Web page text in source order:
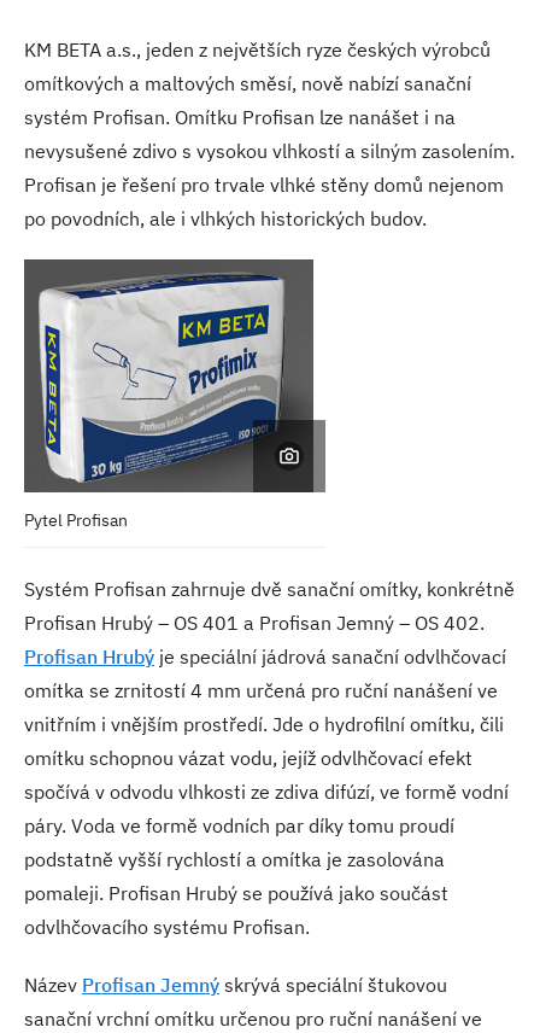
KM BETA a.s., jeden z největších ryze českých výrobců
omítkových a maltových směsí, nově nabízí sanační
systém Profisan. Omítku Profisan lze nanášet i na
nevysušené zdivo s vysokou vlhkostí a silným zasolením.
Profisan je řešení pro trvale vlhké stěny domů nejenom
po povodních, ale i vlhkých historických budov.
Pytel Profisan
Systém Profisan zahrnuje dvě sanační omítky, konkrétně
Profisan Hrubý – OS 401 a Profisan Jemný – OS 402.
Profisan Hrubý je speciální jádrová sanační odvlhčovací
omítka se zrnitostí 4 mm určená pro ruční nanášení ve
vnitřním i vnějším prostředí. Jde o hydrofilní omítku, čili
omítku schopnou vázat vodu, jejíž odvlhčovací efekt
spočívá v odvodu vlhkosti ze zdiva difúzí, ve formě vodní
páry. Voda ve formě vodních par díky tomu proudí
podstatně vyšší rychlostí a omítka je zasolována
pomaleji. Profisan Hrubý se používá jako součást
odvlhčovacího systému Profisan.
Název Profisan Jemný skrývá speciální štukovou
sanační vrchní omítku určenou pro ruční nanášení ve